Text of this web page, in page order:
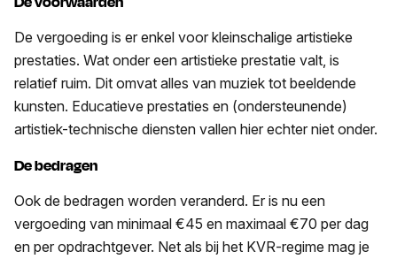
De vergoeding is er enkel voor kleinschalige artistieke
prestaties. Wat onder een artistieke prestatie valt, is
relatief ruim. Dit omvat alles van muziek tot beeldende
kunsten. Educatieve prestaties en (ondersteunende)
artistiek-technische diensten vallen hier echter niet onder.
De bedragen
Ook de bedragen worden veranderd. Er is nu een
vergoeding van minimaal €45 en maximaal €70 per dag
en per opdrachtgever. Net als bij het KVR-regime mag je